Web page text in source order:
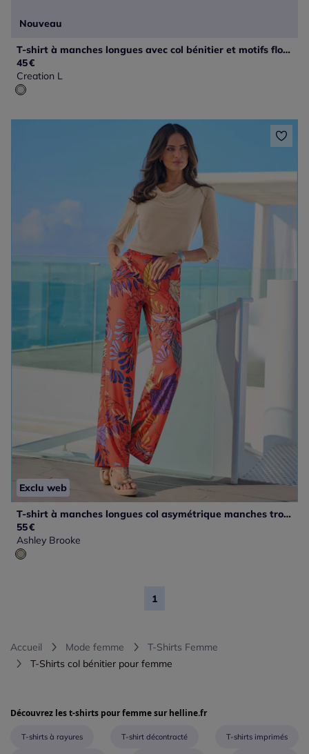
Nouveau
45€
Creation L
Exclu web
55€
Ashley Brooke
1
Accueil Mode femme
T-Shirts Femme
T-Shirts col bénitier pour femme
Découvrez les t-shirts pour femme sur helline.fr
T-shirts à rayures T-shirt décontracté T-shirts imprimés